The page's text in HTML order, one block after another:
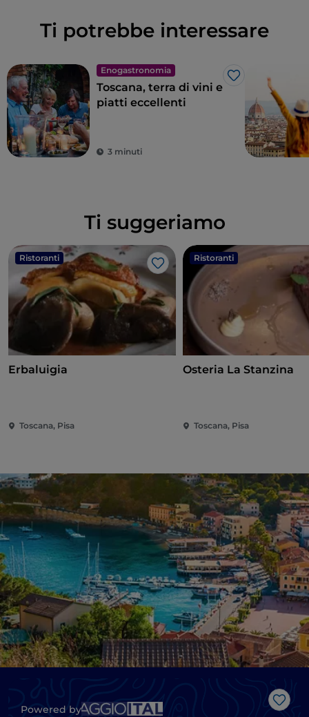
Ti potrebbe interessare
Enogastronomia
Like
Toscana, terra di vini e
piatti eccellenti
3 minuti
Ti suggeriamo
Ristoranti
Like
Erbaluigia
Toscana, Pisa
Ristoranti
Osteria La Stanzina
Toscana, Pisa
Like
Powered by